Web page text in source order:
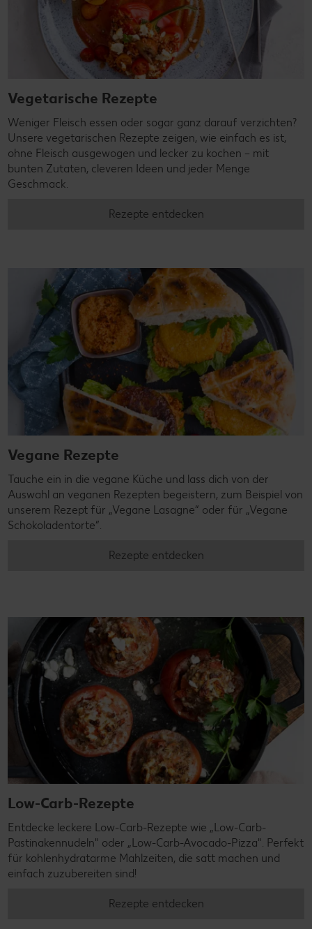
Vegetarische Rezepte
Weniger Fleisch essen oder sogar ganz darauf verzichten?
Unsere vegetarischen Rezepte zeigen, wie einfach es ist,
ohne Fleisch ausgewogen und lecker zu kochen – mit
bunten Zutaten, cleveren Ideen und jeder Menge
Geschmack.
Rezepte entdecken
Vegane Rezepte
Tauche ein in die vegane Küche und lass dich von der
Auswahl an veganen Rezepten begeistern, zum Beispiel von
unserem Rezept für „Vegane Lasagne“ oder für „Vegane
Schokoladentorte“.
Rezepte entdecken
Low-Carb-Rezepte
Entdecke leckere Low-Carb-Rezepte wie „Low-Carb-
Pastinakennudeln" oder „Low-Carb-Avocado-Pizza". Perfekt
für kohlenhydratarme Mahlzeiten, die satt machen und
einfach zuzubereiten sind!
Rezepte entdecken